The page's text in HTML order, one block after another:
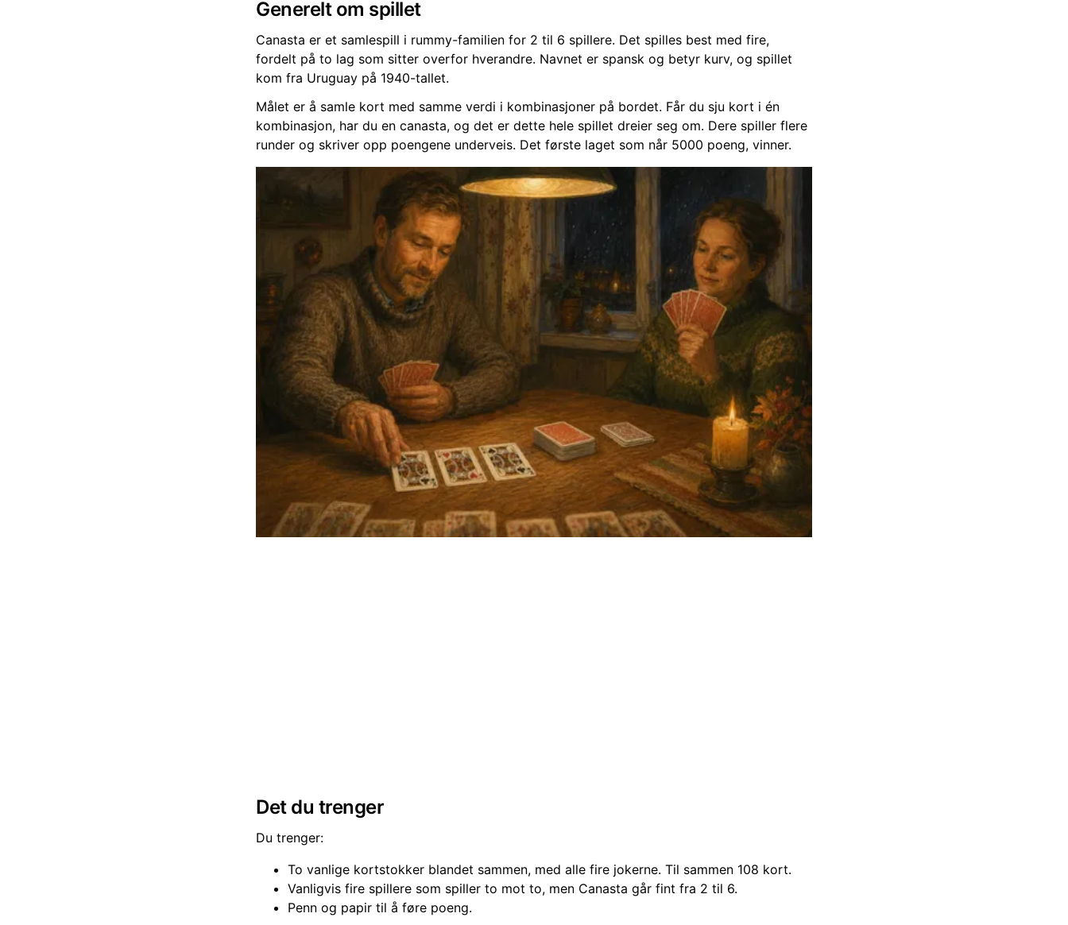
Generelt om spillet
Canasta er et samlespill i rummy-familien for 2 til 6 spillere. Det spilles best med fire,
fordelt på to lag som sitter overfor hverandre. Navnet er spansk og betyr kurv, og spillet
kom fra Uruguay på 1940-tallet.
Målet er å samle kort med samme verdi i kombinasjoner på bordet. Får du sju kort i én
kombinasjon, har du en canasta, og det er dette hele spillet dreier seg om. Dere spiller flere
runder og skriver opp poengene underveis. Det første laget som når 5000 poeng, vinner.
Det du trenger
Du trenger:
To vanlige kortstokker blandet sammen, med alle fire jokerne. Til sammen 108 kort.
Vanligvis fire spillere som spiller to mot to, men Canasta går fint fra 2 til 6.
Penn og papir til å føre poeng.